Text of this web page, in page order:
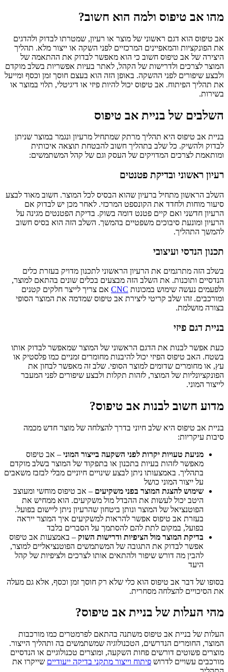
מהו אב טיפוס ולמה הוא חשוב?
אב טיפוס הוא דגם ראשוני של מוצר או רעיון, שמטרתו לבדוק ולהדגים
את הפונקציות והמאפיינים המרכזיים לפני השקה או ייצור מלא. תהליך
היצירה של אב טיפוס חשוב כי הוא מאפשר לבדוק את ההתאמה של
המוצר לצרכים ולדרישות של הקהל, לאתר בעיות אפשריות בשלב מוקדם
ולבצע שיפורים לפני ההשקה. באופן הזה הוא בעצם חוסך זמן וכסף ומייעל
את תהליך הפיתוח. אב טיפוס יכול להיות פיזי או דיגיטלי, תלוי במוצר או
בשירות.
השלבים של בניית אב טיפוס
בניית אב טיפוס היא תהליך מרתק שמתחיל מרעיון ונגמר במוצר שניתן
לבדוק ולהשיק. כל שלב בתהליך חשוב להבטחת תוצאה איכותית
ומותאמת לצרכים המדויקים של העסק וגם של קהל המשתמשים:
רעיון ראשוני ובדיקת פטנטים
השלב הראשון מתחיל ברעיון שהוא הבסיס לכל המוצר. חשוב מאוד לבצע
סיעור מוחות ולחדד את הקונספט המרכזי. לאחר מכן יש לבדוק אם
הרעיון חדשני ואם קיים פטנט דומה בשוק. בדיקת הפטנטים מגינה על
הרעיון ומונעת סיבוכים משפטיים בהמשך. השלב הזה הוא בסיס חשוב
להמשך התהליך.
תכנון הנדסי ועיצובי
בשלב הזה מתרגמים את הרעיון הראשוני לתכנון מדויק בעזרת כלים
הנדסיים ותוכנות. את השלב הזה מבצעים בכלים שונים בהתאם למוצר,
ולפעמים נעשה שימוש במכונות CNC אם צריך לייצר חלקים קטנים
ומורכבים. זהו שלב קריטי ליצירת אב טיפוס שמדמה את המוצר הסופי
בצורה מושלמת.
בניית דגם פיזי
כעת אפשר לבנות את הדגם הראשוני של המוצר שמאפשר לבדוק אותו
בשטח. האב טיפוס הפיזי יכול להיבנות מחומרים זמניים כמו פלסטיק או
עץ, או מחומרים שדומים למוצר הסופי. שלב זה מאפשר לבחון את
הפונקציונליות של המוצר, לזהות תקלות ולבצע שיפורים לפני המעבר
לייצור המוני.
מדוע חשוב לבנות אב טיפוס?
בניית אב טיפוס היא שלב חיוני בדרך להצלחה של מוצר חדש מכמה
סיבות עיקריות:
מניעת טעויות יקרות לפני השקעה בייצור המוני – אב טיפוס
מאפשר לזהות בעיות בתכנון או בתפקוד של המוצר בשלב מוקדם
בתהליך. באמצעותו ניתן לבצע שינויים חיוניים מבלי לבזבז משאבים
על ייצור המוני כושל
שימוש להצגת המוצר בפני משקיעים – אב טיפוס מוחשי ומעוצב
היטב יכול לעשות את ההבדל מול משקיעים. הוא ממחיש את
הפוטנציאל של המוצר ונותן ביטחון שהרעיון ניתן ליישום בפועל.
בעזרת אב טיפוס אפשר להראות למשקיעים איך המוצר ייראה
בפועל, במקום לתת להם להסתמך על הסברים בלבד
בדיקת המוצר מול הציפיות ודרישות השוק – באמצעות אב טיפוס
אפשר לבדוק את התגובה של המשתמשים הפוטנציאליים למוצר,
להבין מה דורש שיפור ולהתאים אותו לצרכים ולציפיות של קהל
היעד
בסופו של דבר אב טיפוס הוא כלי שלא רק חוסך זמן וכסף, אלא גם מעלה
את הסיכויים להצלחה מסחרית.
מהי העלות של בניית אב טיפוס?
העלות של בניית אב טיפוס משתנה בהתאם לפרמטרים כמו מורכבות
המוצר, החומרים הנדרשים, הטכנולוגיה שמשתמשים בה ותהליך הייצור.
מוצרים פשוטים דורשים פחות השקעה, ומוצרים טכנולוגיים או הנדסיים
מורכבים עשויים לדרוש פיתוח וייצור מתקני בדיקה ייעודיים שייקרו את